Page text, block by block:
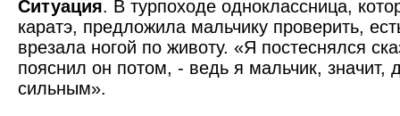
Ситуация. В турпоходе одноклассница,
каратэ, предложила мальчику проверить,
врезала ногой по животу. «Я по­стеснялся
пояснил он потом, - ведь я мальчик, значит,
сильным».